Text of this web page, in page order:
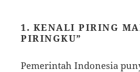
1. KENALI PIRING
PIRINGKU”
Pemerintah Indonesia